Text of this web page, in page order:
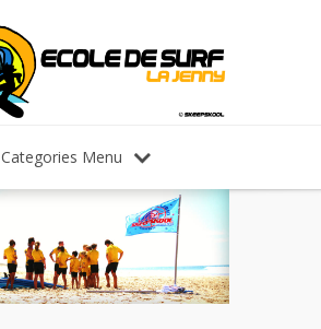
Categories Menu